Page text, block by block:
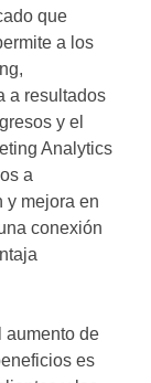
que
a los
a resultados
y el
Analytics
a
y mejora en
conexión
aumento de
es